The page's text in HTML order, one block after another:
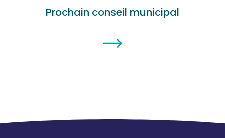
Prochain conseil municipal